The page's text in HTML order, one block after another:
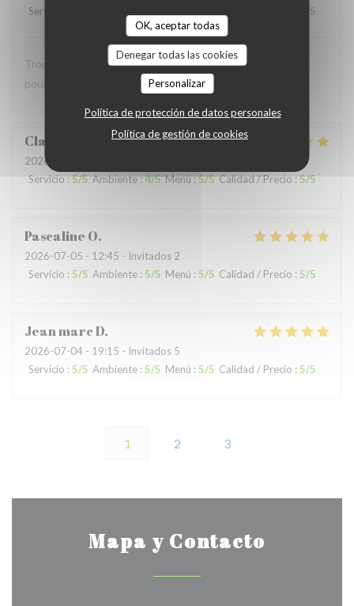
OK, aceptar todas
Denegar todas las cookies
Personalizar
Política de protección de datos personales
Política de gestión de cookies
Servicio
/5
Trop bruyant Impossible de parler Salade Caesar avec du
poulet chaud …
Claude
2026-07-04
Servicio:5/5 Ambiente:4/5 Menú:5/5 Calidad / Precio : 5/5
Pascaline O
2026-07-05 - 12:45 - Invitados 2
Servicio : 5/5 Ambiente : 5/5 Menú : 5/5 Calidad / Precio : 5/5
Jean marcD
2026-07-04 - 19:15 - Invitados 5
Servicio :5/5 Ambiente :5/5 Menú :5/5 Calidad / Precio : 5/5
1 2 3
Mapa y Contacto